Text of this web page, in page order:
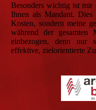
Besonders wichtig ist mir
Ihnen als Mandant.
Kosten, sondern meine
während der gesamten
einbezogen, denn nur
effektive, zielorientierte